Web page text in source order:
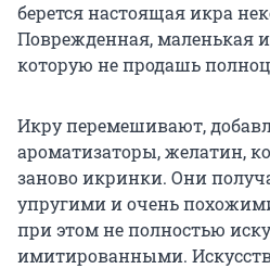
берется настоящая икра
Поврежденная, маленькая
которую не продашь
Икру перемешивают,
ароматизаторы, желатин,
заново икринки. Они
упругими и очень
при этом не полностью
имитированными.